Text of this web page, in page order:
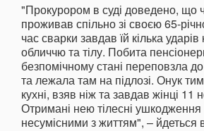
"Прокурором в суді доведено, що
проживав спільно зі своєю 65-
час сварки завдав їй кілька
обличчю та тілу. Побита
безпомічному стані переповзла
та лежала там на підлозі. Онук
кухні, взяв ніж та завдав жінці 11
Отримані нею тілесні
несумісними з життям", – йдеться